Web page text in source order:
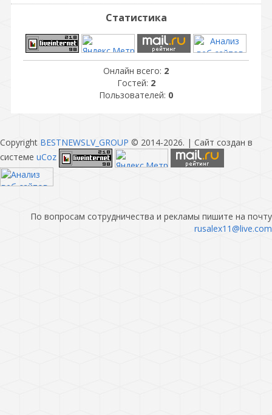
Статистика
Онлайн всего: 2
Гостей: 2
Пользователей: 0
Copyright BESTNEWSLV_GROUP © 2014-2026. | Сайт создан в
системе uCoz
По вопросам сотрудничества и рекламы пишите на почту
rusalex11@live.com